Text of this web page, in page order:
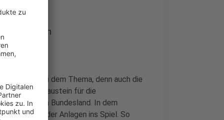
Plätzen
zu dem Thema, denn auch die
wichtigen Baustein für die
im ganzen Bundesland. In dem
der Anlagen ins Spiel. So